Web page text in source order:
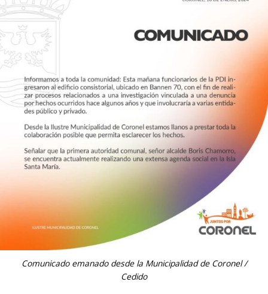
Comunicado emanado desde la Municipalidad de Coronel /
Cedido